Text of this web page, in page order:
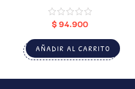
$94.900
AÑADIR AL CARRITO